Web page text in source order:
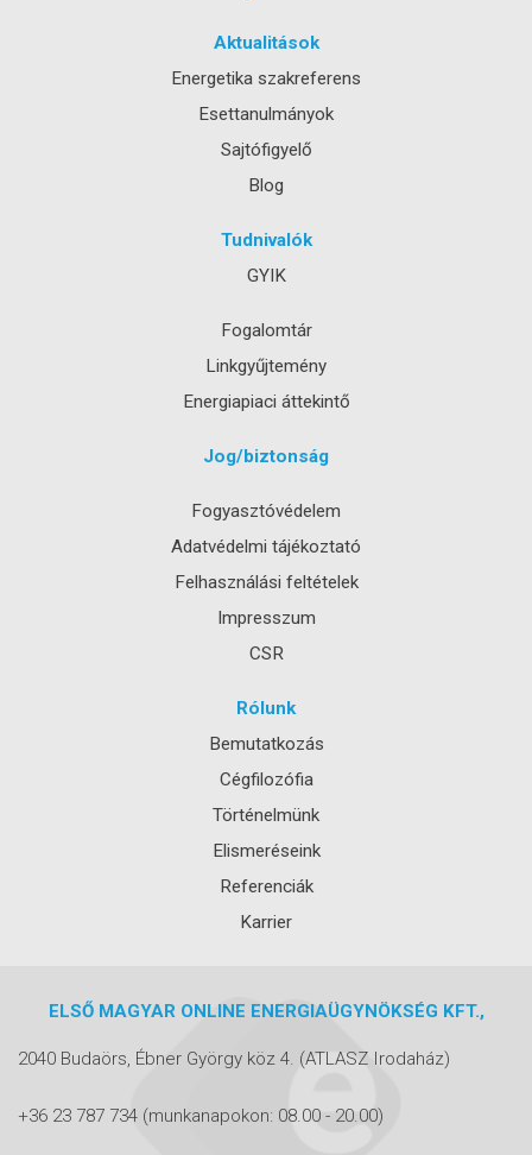
Aktualitások
Energetika szakreferens
Esettanulmányok
Sajtófigyelő
Blog
Tudnivalók
GYIK
Fogalomtár
Linkgyűjtemény
Energiapiaci áttekintő
Jog/biztonság
Fogyasztóvédelem
Adatvédelmi tájékoztató
Felhasználási feltételek
Impresszum
CSR
Rólunk
Bemutatkozás
Cégfilozófia
Történelmünk
Elismeréseink
Referenciák
Karrier
ELSŐ MAGYAR ONLINE ENERGIAÜGYNÖKSÉG KFT.,
2040 Budaörs, Ébner György köz 4. (ATLASZ Irodaház)
+36 23 787 734 (munkanapokon: 08.00 - 20.00)